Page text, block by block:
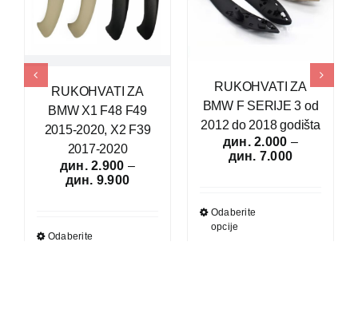
RUKOHVATI ZA
BMW X1 F48 F49
2015-2020, X2 F39
2017-2020
дин.2.900 –
дин. 9.900Raspon
Odaberite
RUKOHVATI ZA
BMW F SERIJE 3 od
2012 do 2018 godišta
дин.2.000 –
дин. 7.000Raspon
Odaberite
opcije